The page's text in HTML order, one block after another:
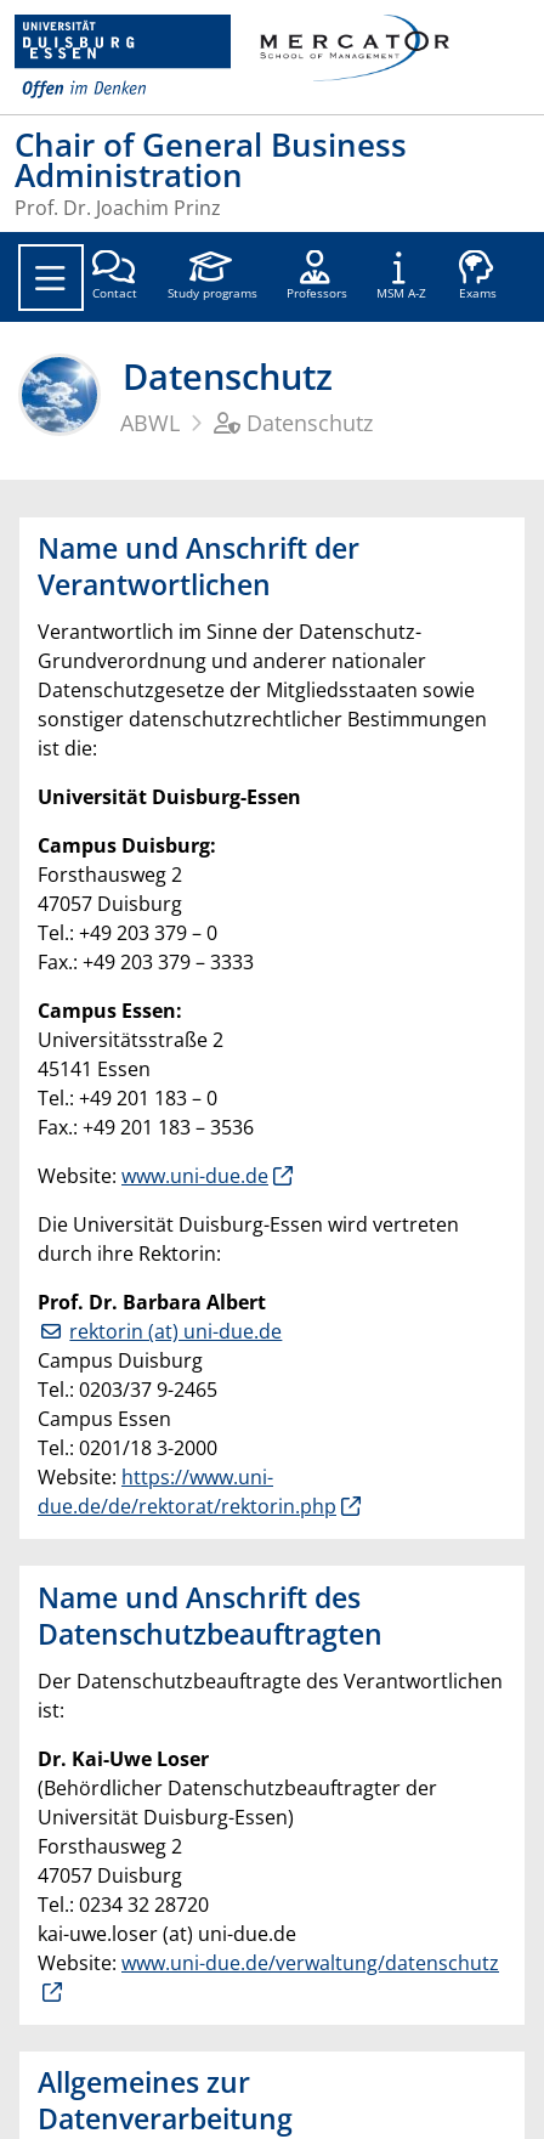
Chair of General Business
Administration
Prof. Dr. Joachim Prinz
Contact Study programs Professors MSM A-Z Exams
Datenschutz
ABWL Datenschutz
Name und Anschrift der
Verantwortlichen
Verantwortlich im Sinne der Datenschutz-
Grundverordnung und anderer nationaler
Datenschutzgesetze der Mitgliedsstaaten sowie
sonstiger datenschutzrechtlicher Bestimmungen
ist die:
Universität Duisburg-Essen
Campus Duisburg:
Forsthausweg 2
47057 Duisburg
Tel.: +49 203 379 – 0
Fax.: +49 203 379 – 3333
Campus Essen:
Universitätsstraße 2
45141 Essen
Tel.: +49 201 183 – 0
Fax.: +49 201 183 – 3536
Website: www.uni-due.de
Die Universität Duisburg-Essen wird vertreten
durch ihre Rektorin:
Prof. Dr. Barbara Albert
rektorin (at) uni-due.de
Campus Duisburg
Tel.: 0203/37 9-2465
Campus Essen
Tel.: 0201/18 3-2000
Website: https://www.uni-
due.de/de/rektorat/rektorin.php
Name und Anschrift des
Datenschutzbeauftragten
Der Datenschutzbeauftragte des Verantwortlichen
ist:
Dr. Kai-Uwe Loser
(Behördlicher Datenschutzbeauftragter der
Universität Duisburg-Essen)
Forsthausweg 2
47057 Duisburg
Tel.: 0234 32 28720
kai-uwe.loser (at) uni-due.de
Website: www.uni-due.de/verwaltung/datenschutz
Allgemeines zur
Datenverarbeitung